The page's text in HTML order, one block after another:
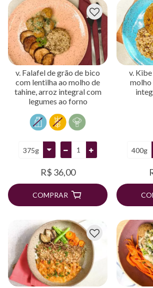
v. Falafel de grão de bico
com lentilha ao molho de
tahine, arroz integral com
legumes ao forno
R$ 36,00
COMPRAR
v.
molho